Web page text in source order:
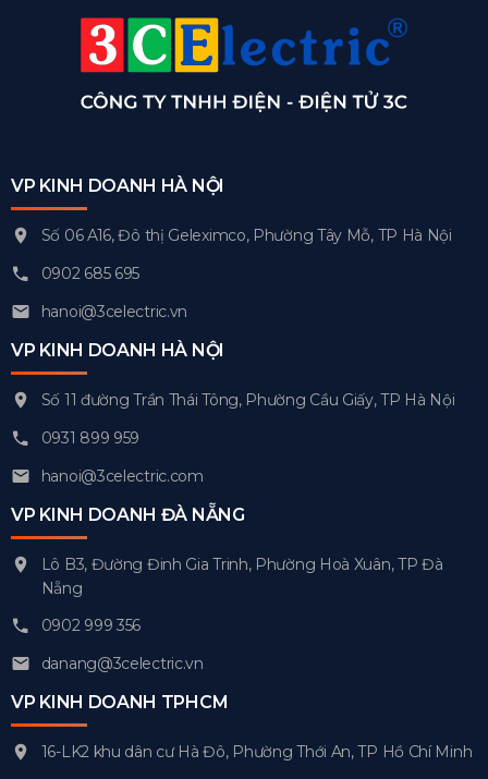
VP KINH DOANH HÀ NỘI
Số 06 A16, Đô thị Geleximco, Phường Tây Mỗ, TP Hà Nội
0902 685 695
hanoi@3celectric.vn
VP KINH DOANH HÀ NỘI
Số 11 đường Trần Thái Tông, Phường Cầu Giấy, TP Hà Nội
0931 899 959
hanoi@3celectric.com
VP KINH DOANH ĐÀ NẴNG
Lô B3, Đường Đinh Gia Trinh, Phường Hoà Xuân, TP Đà
Nẵng
0902 999 356
danang@3celectric.vn
VP KINH DOANH TPHCM
16-LK2 khu dân cư Hà Đô, Phường Thới An, TP Hồ Chí Minh